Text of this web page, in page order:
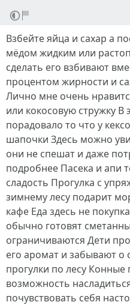
Взбейте яйца и сахар а
мёдом жидким или
сделать его взбивают
процентом жирности и
Лично мне очень
или кокосовую стружку
порадовало то что у
шапочки Здесь можно
они не спешат и даже
подробнее Пасека и апи
сладость Прогулка с
зимнему лесу подарит
кафе Еда здесь не
обычно готовят
ограничиваются Дети
его аромат и забывают о
прогулки по лесу Конные
возможность
почувствовать себя